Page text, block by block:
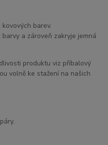
barev.
a zároveň zakryje jemná
produktu viz příbalový
volně ke stažení na našich